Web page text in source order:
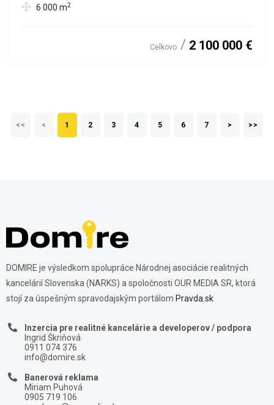
6 000 m2
Celkovo 2 100 000 €
<< < 1 2 3 4 5 6 7 > >>
DOMIRE je výsledkom spolupráce Národnej asociácie realitných
kancelárií Slovenska (NARKS) a spoločnosti OUR MEDIA SR, ktorá
stojí za úspešným spravodajským portálom Pravda.sk
Inzercia pre realitné kancelárie a developerov / podpora
Ingrid Škriňová
0911 074 376
info@domire.sk
Banerová reklama
Miriam Puhová
0905 719 106